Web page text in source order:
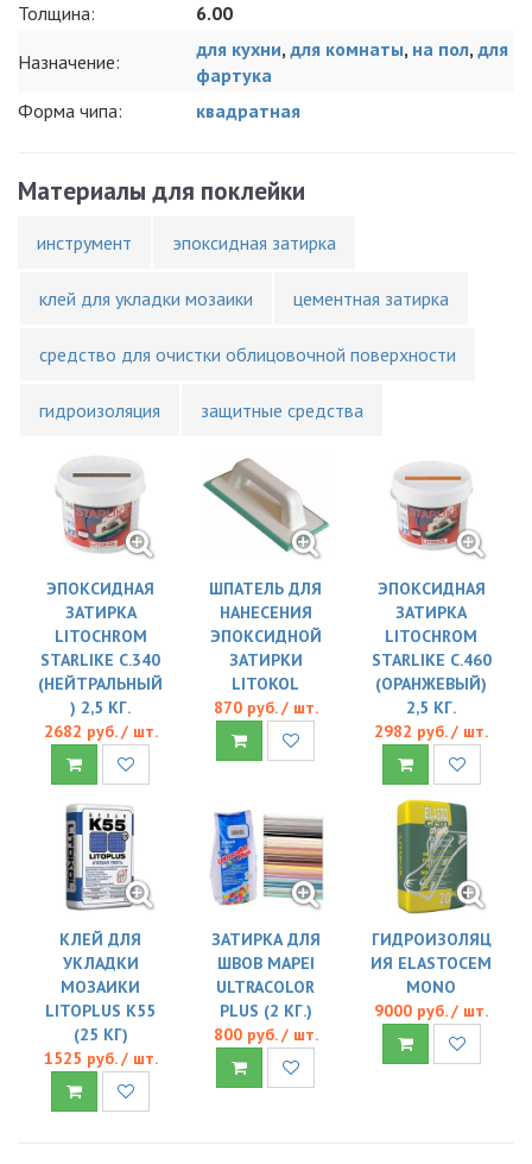
Толщина:
6.00
Назначение:
для кухни, для комнаты, на пол, для
фартука
Форма чипа:
квадратная
Материалы для поклейки
инструмент эпоксидная затирка
клей для укладки мозаики цементная затирка
средство для очистки облицовочной поверхности
гидроизоляция защитные средства
ЭПОКСИДНАЯ
ЗАТИРКА
LITOCHROM
STARLIKE C.340
(НЕЙТРАЛЬНЫЙ
) 2,5 КГ.
2682 руб. / шт.
ШПАТЕЛЬ ДЛЯ
НАНЕСЕНИЯ
ЭПОКСИДНОЙ
ЗАТИРКИ
LITOKOL
870 руб. / шт.
ЭПОКСИДНАЯ
ЗАТИРКА
LITOCHROM
STARLIKE C.460
(ОРАНЖЕВЫЙ)
2,5 КГ.
2982 руб. / шт.
КЛЕЙ ДЛЯ
УКЛАДКИ
МОЗАИКИ
LITOPLUS K55
(25 КГ)
1525 руб. / шт.
ЗАТИРКА ДЛЯ
ШВОВ MAPEI
ULTRACOLOR
PLUS (2 КГ.)
800 руб. / шт.
ГИДРОИЗОЛЯЦ
ИЯ ELASTOCEM
MONO
9000 руб. / шт.